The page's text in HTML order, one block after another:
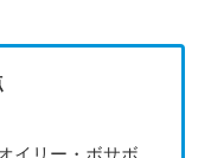
イリー・ボサボ